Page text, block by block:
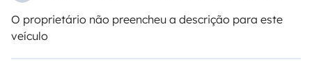
O proprietário não preencheu a descrição para este
veículo